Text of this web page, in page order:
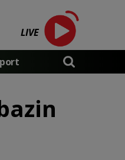
LIVE